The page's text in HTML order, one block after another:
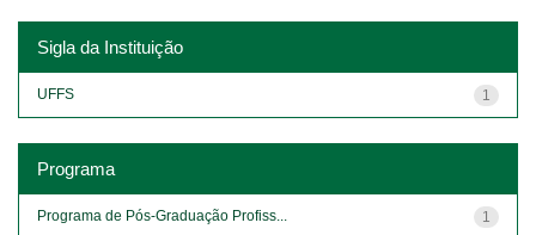
Sigla da Instituição
1
UFFS
Programa
1
Programa de Pós-Graduação Profiss...